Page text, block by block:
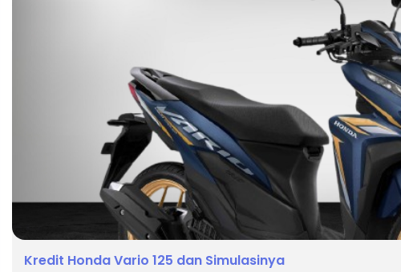
Kredit Honda Vario 125 dan Simulasinya